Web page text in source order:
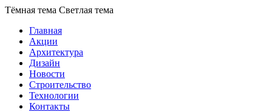
Тёмная тема Светлая тема
Главная
Акции
Архитектура
Дизайн
Новости
Строительство
Технологии
Контакты